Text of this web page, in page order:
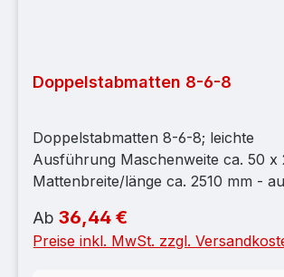
Doppelstabmatten 8-6-8
Doppelstabmatten 8-6-8; leichte
Ausführung Maschenweite ca. 50 x
Mattenbreite/länge ca. 2510 mm -
ca. 25 mm Überstand
Regulärer Preis:
Ab 36,44 €
Preise inkl. MwSt. zzgl.